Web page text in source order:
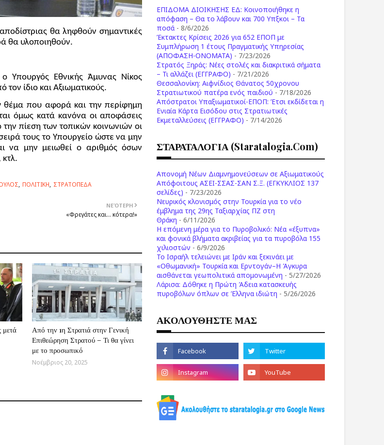
θα ληφθούν σημαντικές
θα υλοποιηθούν.
Υπουργός Εθνικής Άμυνας Νίκος
ίδιο και Αξιωματικούς.
θέμα που αφορά και την περίφημη
όμως κατά κανόνα οι αποφάσεις
πίεση των τοπικών κοινωνιών οι
τους το Υπουργείο ώστε να μην
να μην μειωθεί ο αριθμός όσων
κτλ.
ΠΟΛΙΤΙΚΗ ΣΤΡΑΤΟΠΕΔΑ
ΝΕΌΤΕΡΗ
«Φρεγάτες και... κότερα!»
μετά
Από την 1η Στρατιά στην Γενική
Επιθεώρηση Στρατού – Τι θα γίνει
με το προσωπικό
Νοέμβριος 20, 2025
ΕΠΙΔΟΜΑ ΔΙΟΙΚΗΣΗΣ ΕΔ: Κοινοποιήθηκε η
απόφαση – Θα το λάβουν και 700 Υπξκοι – Τα
ποσά - 8/6/2026
Έκτακτες Κρίσεις 2026 για 652 ΕΠΟΠ με
Συμπλήρωση 1 έτους Πραγματικής Υπηρεσίας
(ΑΠΟΦΑΣΗ-ONOMATA) - 7/23/2026
Στρατός Ξηράς: Νέες στολές και διακριτικά σήματα
– Τι αλλάζει (ΕΓΓΡΑΦΟ) - 7/21/2026
Θεσσαλονίκη: Αιφνίδιος Θάνατος 50χρονου
Στρατιωτικού πατέρα ενός παιδιού - 7/18/2026
Απόστρατοι Υπαξιωματικοί-ΕΠΟΠ: Έτσι εκδίδεται η
Ενιαία Κάρτα Εισόδου στις Στρατιωτικές
Εκμεταλλεύσεις (ΕΓΓΡΑΦΟ) - 7/14/2026
ΣΤΑΡΑΤΑΛΟΓΙΑ (staratalogia.com)
Απονομή Νέων Διαμνημονεύσεων σε Αξιωματικούς
Απόφοιτους ΑΣΕΙ-ΣΣΑΣ-ΣΑΝ Σ.Ξ. (ΕΓΚΥΚΛΙΟΣ 137
σελίδες) - 7/23/2026
Νευρικός κλονισμός στην Τουρκία για το νέο
έμβλημα της 29ης Ταξιαρχίας ΠΖ στη
Θράκη - 6/11/2026
Η επόμενη μέρα για το Πυροβολικό: Νέα «έξυπνα»
και φονικά βλήματα ακριβείας για τα πυροβόλα 155
χιλιοστών - 6/9/2026
Το Ισραήλ τελειώνει με Ιράν και ξεκινάει με
«Οθωμανική» Τουρκία και Ερντογάν–Η Άγκυρα
αισθάνεται γεωπολιτικά απομονωμένη - 5/27/2026
Λάρισα: Δόθηκε η Πρώτη Άδεια κατασκευής
πυροβόλων όπλων σε Έλληνα ιδιώτη - 5/26/2026
ΑΚΟΛΟΥΘΗΣΤΕ ΜΑΣ